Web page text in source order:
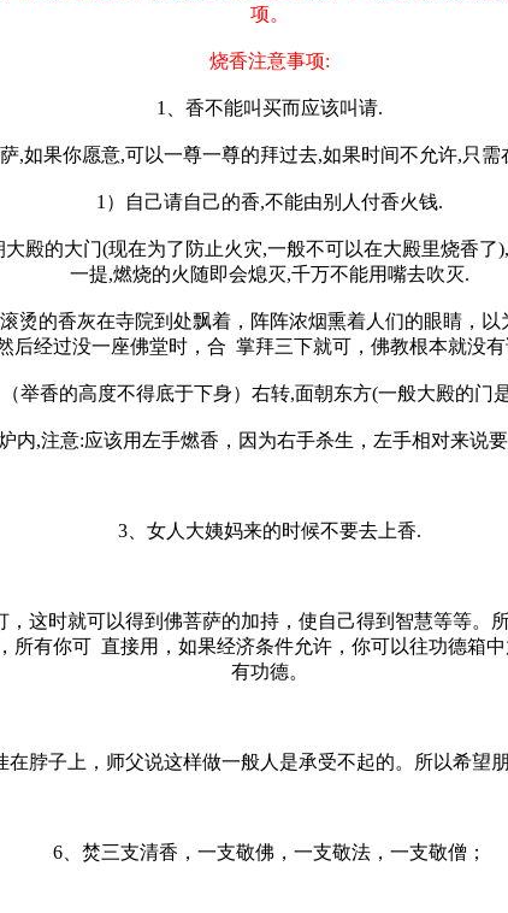
项。
烧香注意事项:
1、香不能叫买而应该叫请.
,如果你愿意,可以一尊一尊的拜过去,如果时间不允许,只
1）自己请自己的香,不能由别人付香火钱.
殿的大门(现在为了防止火灾,一般不可以在大殿里烧香
一提,燃烧的火随即会熄灭,千万不能用嘴去吹灭.
烫的香灰在寺院到处飘着，阵阵浓烟熏着人们的眼睛，
后经过没一座佛堂时，合 掌拜三下就可，佛教根本就没
举香的高度不得底于下身）右转,面朝东方(一般大殿的门
内,注意:应该用左手燃香，因为右手杀生，左手相对来说
3、女人大姨妈来的时候不要去上香.
这时就可以得到佛菩萨的加持，使自己得到智慧等等
有你可 直接用，如果经济条件允许，你可以往功德箱
有功德。
脖子上，师父说这样做一般人是承受不起的。所以希望
6、焚三支清香，一支敬佛，一支敬法，一支敬僧；